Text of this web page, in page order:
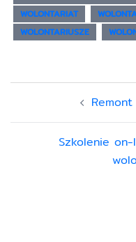
WOLONTARIAT
WOLONTARIUSZE
Szkolenie